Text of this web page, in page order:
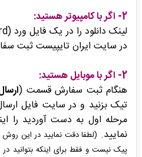
2- اگر با کامپیوتر هستید:
در سایت ایران تایپیست ثبت
2- اگر با موبایل هستید:
هنگام ثبت سفارش قسمت (
تیک بزنید و در سایت فایل
مرحله اول به دست آوردید را
نمایید. (لطفا دقت نمایید در این
پیک نیست و فقط برای اینکه بتوانید